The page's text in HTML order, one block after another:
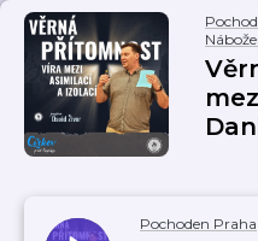
Pochoden Praha